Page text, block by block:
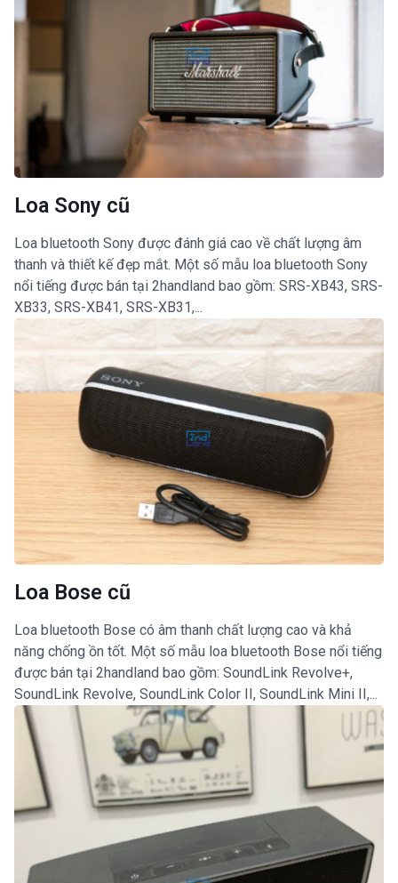
Loa Sony cũ
Loa bluetooth Sony được đánh giá cao về chất lượng âm
thanh và thiết kế đẹp mắt. Một số mẫu loa bluetooth Sony
nổi tiếng được bán tại 2handland bao gồm: SRS-XB43, SRS-
XB33, SRS-XB41, SRS-XB31,...
Loa Bose cũ
Loa bluetooth Bose có âm thanh chất lượng cao và khả
năng chống ồn tốt. Một số mẫu loa bluetooth Bose nổi tiếng
được bán tại 2handland bao gồm: SoundLink Revolve+,
SoundLink Revolve, SoundLink Color II, SoundLink Mini II,...